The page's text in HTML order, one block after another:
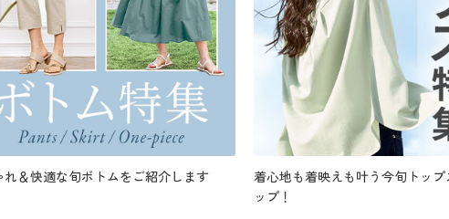
れ＆快適な旬ボトムをご紹介します
着心地も着映えも叶う今旬トッ
ップ！